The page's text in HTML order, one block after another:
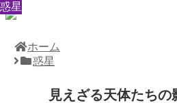
ホーム
惑星
見えざる天体たちの
惑星
惑星
惑星
惑星
惑星
惑星
惑星
惑星
惑星